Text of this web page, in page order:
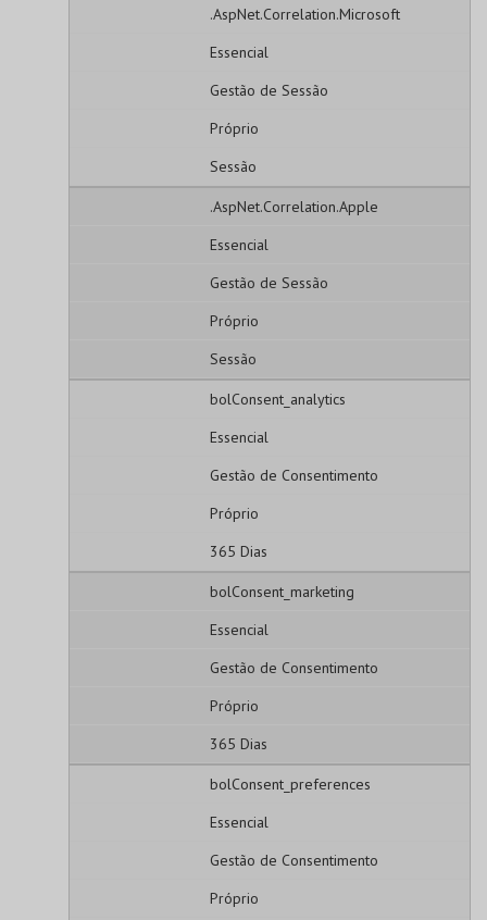
.AspNet.Correlation.Microsoft
Essencial
Gestão de Sessão
Próprio
Sessão
.AspNet.Correlation.Apple
Essencial
Gestão de Sessão
Próprio
Sessão
bolConsent_analytics
Essencial
Gestão de Consentimento
Próprio
365 Dias
bolConsent_marketing
Essencial
Gestão de Consentimento
Próprio
365 Dias
bolConsent_preferences
Essencial
Gestão de Consentimento
Próprio